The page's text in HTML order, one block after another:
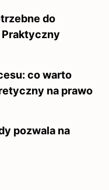
do
Praktyczny
co warto
na prawo
pozwala na